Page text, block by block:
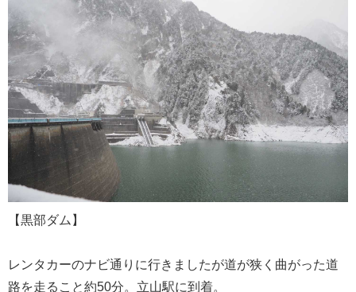
【黒部ダム】
レンタカーのナビ通りに行きましたが道が狭く曲がった道
路を走ること約50分。立山駅に到着。